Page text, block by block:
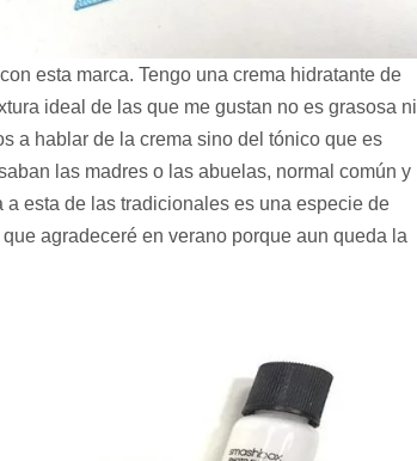
esta marca. Tengo una crema hidratante de
ideal de las que me gustan no es grasosa ni
a hablar de la crema sino del tónico que es
las madres o las abuelas, normal común y
esta de las tradicionales es una especie de
agradeceré en verano porque aun queda la